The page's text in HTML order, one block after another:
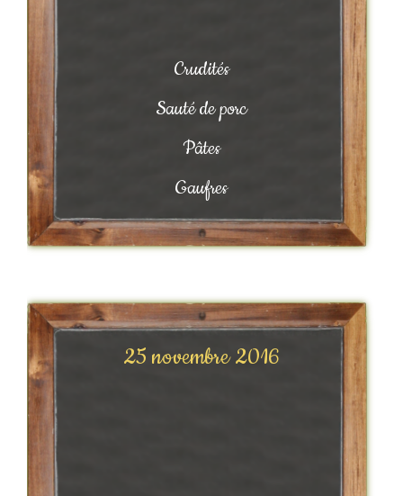
Crudités
Sauté de porc
Pâtes
Gaufres
25 novembre 2016